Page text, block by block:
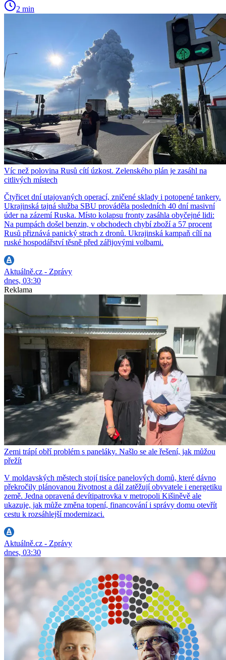
2 min
Víc než polovina Rusů cítí úzkost. Zelenského plán je zasáhl na
citlivých místech
Čtyřicet dní utajovaných operací, zničené sklady i potopené tankery.
Ukrajinská tajná služba SBU prováděla posledních 40 dní masivní
úder na zázemí Ruska. Místo kolapsu fronty zasáhla obyčejné lidi:
Na pumpách došel benzin, v obchodech chybí zboží a 57 procent
Rusů přiznává panický strach z dronů. Ukrajinská kampaň cílí na
ruské hospodářství těsně před zářijovými volbami.
Aktuálně.cz - Zprávy
dnes, 03:30
Reklama
Zemi trápí obří problém s paneláky. Našlo se ale řešení, jak můžou
přežít
V moldavských městech stojí tisíce panelových domů, které dávno
překročily plánovanou životnost a dál zatěžují obyvatele i energetiku
země. Jedna opravená devítipatrovka v metropoli Kišiněvě ale
ukazuje, jak může změna topení, financování i správy domu otevřít
cestu k rozsáhlejší modernizaci.
Aktuálně.cz - Zprávy
dnes, 03:30